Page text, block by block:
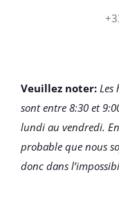
Veuillez noter: Les
sont entre 8:30 et
lundi au vendredi.
probable que nous
donc dans